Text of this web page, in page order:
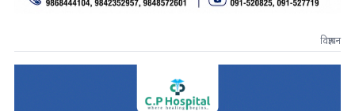
विज्ञापन